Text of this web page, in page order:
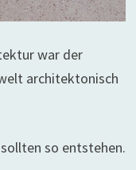
war der
architektonisch
so entstehen.